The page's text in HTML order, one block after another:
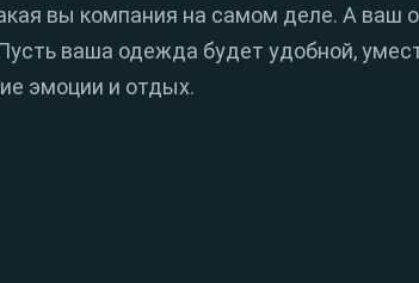
вы компания на самом деле. А ваш
ваша одежда будет удобной,
эмоции и отдых.